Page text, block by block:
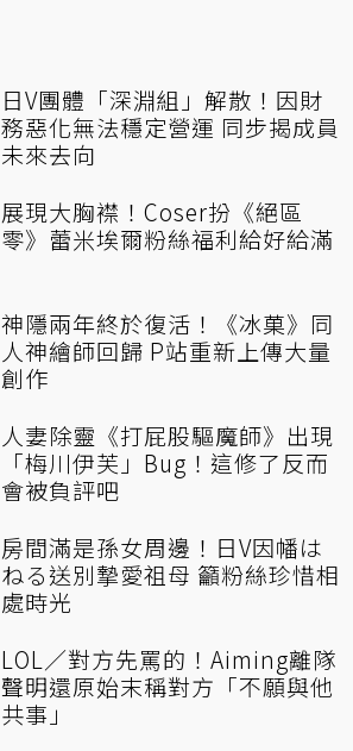
日V團體「深淵組」解散！因財
務惡化無法穩定營運 同步揭成員
未來去向
展現大胸襟！Coser扮《絕區
零》蕾米埃爾粉絲福利給好給滿
神隱兩年終於復活！《冰菓》同
人神繪師回歸 P站重新上傳大量
創作
人妻除靈《打屁股驅魔師》出現
「梅川伊芙」Bug！這修了反而
會被負評吧
房間滿是孫女周邊！日V因幡は
ねる送別摯愛祖母 籲粉絲珍惜相
處時光
LOL／對方先罵的！Aiming離隊
聲明還原始末稱對方「不願與他
共事」